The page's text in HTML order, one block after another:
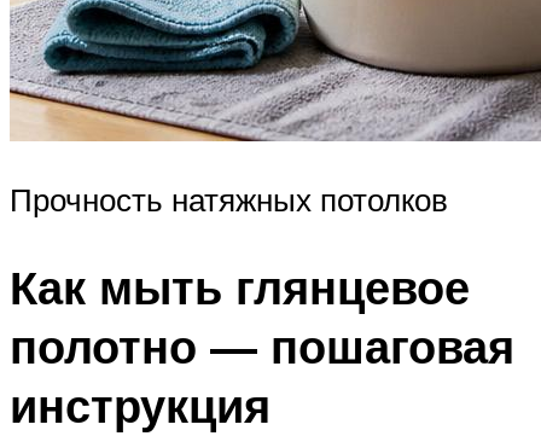
Прочность натяжных потолков
Как мыть глянцевое
полотно — пошаговая
инструкция